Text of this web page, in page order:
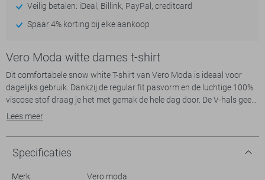
Veilig betalen: iDeal, Billink, PayPal, creditcard
Spaar 4% korting bij elke aankoop
Vero Moda witte dames t-shirt
Dit comfortabele snow white T-shirt van Vero Moda is ideaal voor
dagelijks gebruik. Dankzij de regular fit pasvorm en de luchtige 100%
viscose stof draag je het met gemak de hele dag door. De V-hals geeft
een subtiele, stijlvolle uitstraling, terwijl de korte mouwen de nodige
een informele werkdag als een ontspannen weekend, en past
moeiteloos in je dagelijkse garderobe.
Met zijn eenvoudige maar elegante design is dit Vero Moda T-shirt
Lees meer
Specificaties
Merk
Vero moda